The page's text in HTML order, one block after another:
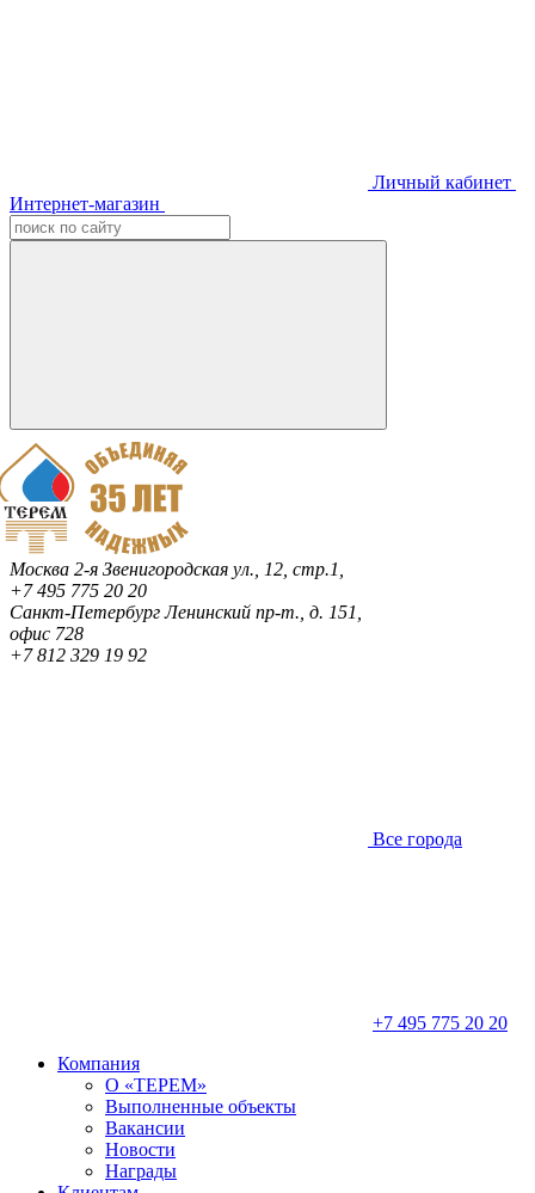
Личный кабинет
Интернет-магазин
Москва 2-я Звенигородская ул., 12, стр.1,
+7 495 775 20 20
Санкт-ПетербургЛенинский пр-т., д. 151,
офис 728
+7 812 329 19 92
Все города
+7 495 775 20 20
Компания
О «ТЕРЕМ»
Выполненные объекты
Вакансии
Новости
Награды